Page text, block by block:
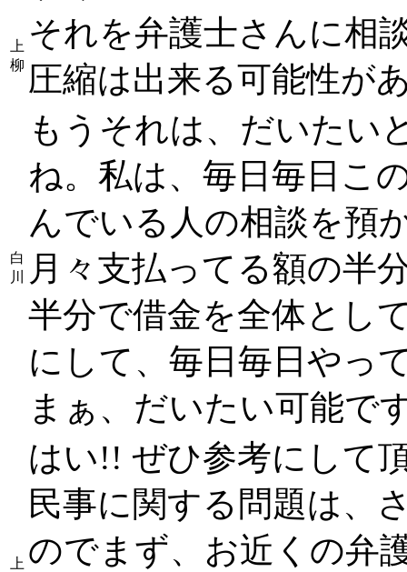
上
柳
それを弁護士さんに相
圧縮は出来る可能性が
白
川
もうそれは、だいたい
ね。私は、毎日毎日こ
んでいる人の相談を預
月々支払ってる額の半
半分で借金を全体とし
にして、毎日毎日やっ
まぁ、だいたい可能で
上
はい!! ぜひ参考にして
民事に関する問題は、
のでまず、お近くの弁